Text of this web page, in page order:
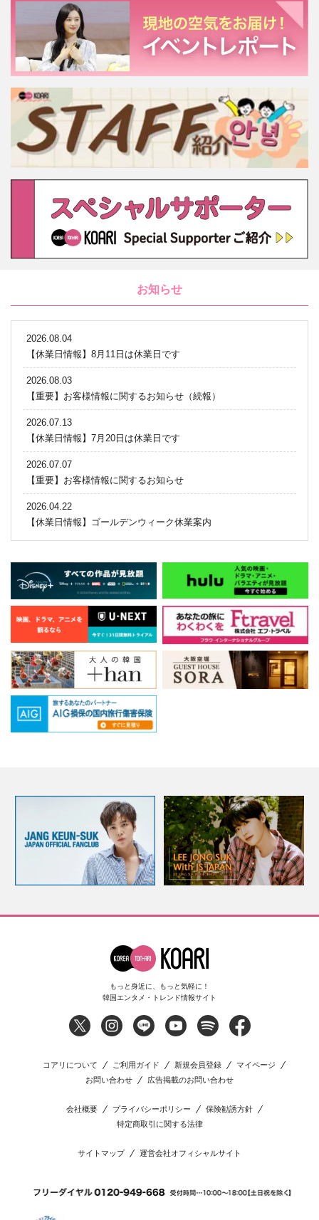
お知らせ
2026.08.04
【休業日情報】8月11日は休業日です
2026.08.03
【重要】お客様情報に関するお知らせ（続報）
2026.07.13
【休業日情報】7月20日は休業日です
2026.07.07
【重要】お客様情報に関するお知らせ
2026.04.22
【休業日情報】ゴールデンウィーク休業案内
もっと身近に、もっと気軽に！
韓国エンタメ・トレンド情報サイト
コアリについて ご利用ガイド 新規会員登録
マイページ
お問い合わせ
広告掲載のお問い合わせ
会社概要 プライバシーポリシー
保険勧誘方針
特定商取引に関する法律
サイトマップ 運営会社オフィシャルサイト